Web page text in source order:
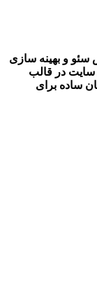
و بهینه سازی
در قالب
ساده برای